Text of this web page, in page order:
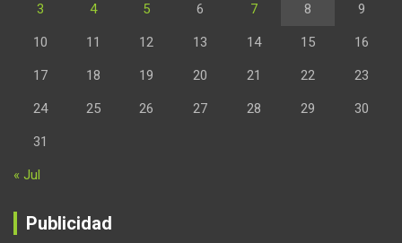
3 4 5 6 7 8 9
10 11 12 13 14 15 16
17 18 19 20 21 22 23
24 25 26 27 28 29 30
31
« Jul
Publicidad